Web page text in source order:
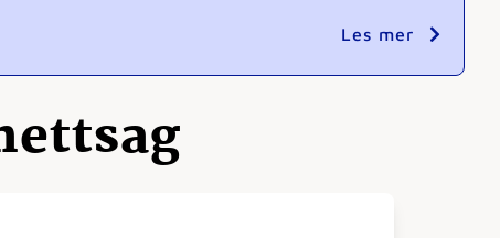
Les mer